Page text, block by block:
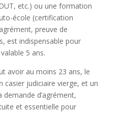
etc.) ou une formation
école (certification
preuve de
est indispensable pour
5 ans.
avoir au moins 23 ans, le
casier judiciaire vierge, et un
demande d’agrément,
et essentielle pour